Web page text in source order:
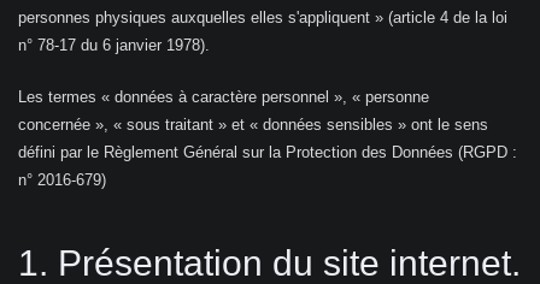
personnes physiques auxquelles elles s'appliquent » (article 4 de la loi
n° 78-17 du 6 janvier 1978).
Les termes « données à caractère personnel », « personne
concernée », « sous traitant » et « données sensibles » ont le sens
défini par le Règlement Général sur la Protection des Données (RGPD :
n° 2016-679)
1. Présentation du site internet.